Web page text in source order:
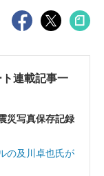
連載記事一
災写真保存記録
の及川卓也氏が